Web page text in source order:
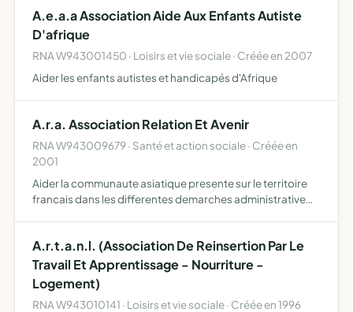
festivals,…
A.e.a.a Association Aide Aux Enfants Autiste
D'afrique
RNA W943001450 · Loisirs et vie sociale · Créée en 2007
Aider les enfants autistes et handicapés d'Afrique
A.r.a. Association Relation Et Avenir
RNA W943009679 · Santé et action sociale · Créée en
2001
Aider la communaute asiatique presente sur le territoire
francais dans les differentes demarches administrative
A.r.t.a.n.l. (Association De Reinsertion Par Le
Travail Et Apprentissage - Nourriture -
Logement)
RNA W943010141 · Loisirs et vie sociale · Créée en 1996